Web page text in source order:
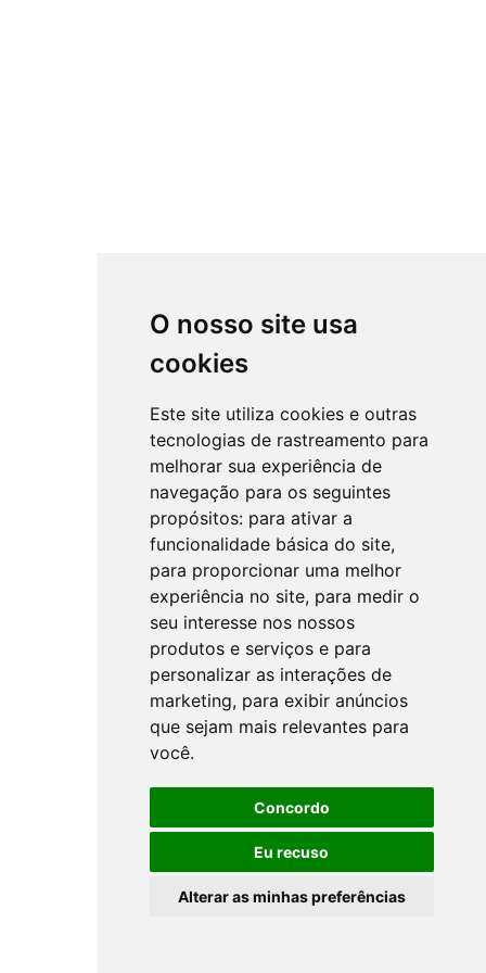
O nosso site usa
cookies
Este site utiliza cookies e outras
tecnologias de rastreamento para
melhorar sua experiência de
navegação para os seguintes
propósitos: para ativar a
funcionalidade básica do site,
para proporcionar uma melhor
experiência no site, para medir o
seu interesse nos nossos
produtos e serviços e para
personalizar as interações de
marketing, para exibir anúncios
que sejam mais relevantes para
você.
Concordo
Eu recuso
Alterar as minhas preferências